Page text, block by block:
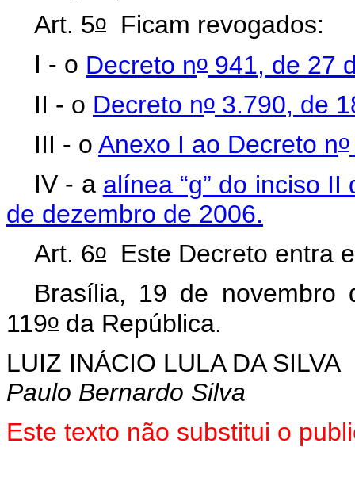
Art. 5o Ficam revogados:
I - o Decreto no 941, de 27
II - o Decreto no 3.790, de
III - o Anexo I ao Decreto no
IV - a alínea “g” do inciso II
de dezembro de 2006.
Art. 6o Este Decreto entra
Brasília, 19 de novembro
119o da República.
LUIZ INÁCIO LULA DA SILVA
Paulo Bernardo Silva
Este texto não substitui o